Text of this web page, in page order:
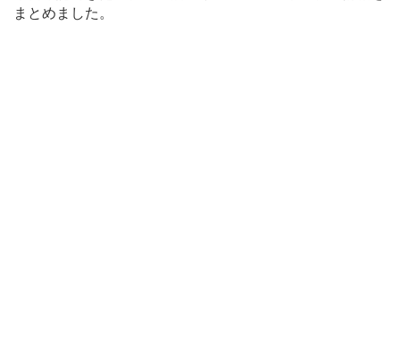
まとめました。